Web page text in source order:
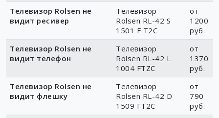
Телевизор Rolsen не
видит ресивер
Телевизор
Rolsen RL-42 S
1501 F T2C
от
1200
руб.
Телевизор Rolsen не
видит телефон
Телевизор
Rolsen RL-42 L
1004 FTZC
от
1370
руб.
Телевизор Rolsen не
видит флешку
Телевизор
Rolsen RL-42 D
1509 FT2C
от
790
руб.